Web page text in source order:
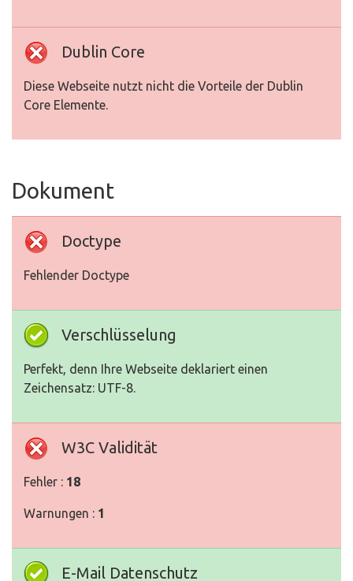
Dublin Core
Diese Webseite nutzt nicht die Vorteile der Dublin
Core Elemente.
Dokument
Doctype
Fehlender Doctype
Verschlüsselung
Perfekt, denn Ihre Webseite deklariert einen
Zeichensatz: UTF-8.
W3C Validität
Fehler : 18
Warnungen : 1
E-Mail Datenschutz